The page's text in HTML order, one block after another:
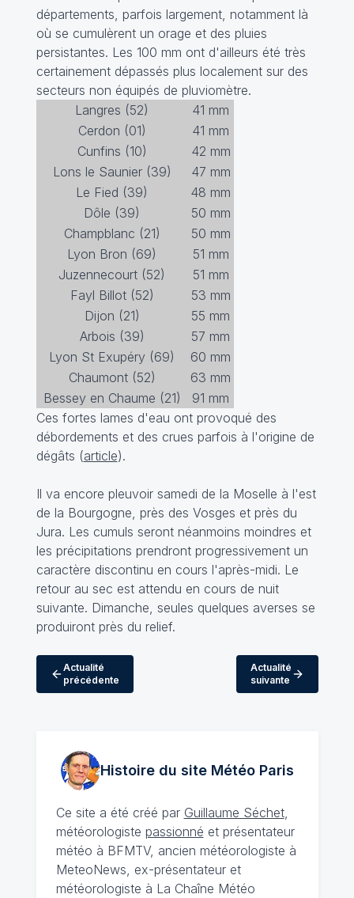
départements, parfois largement, notamment là
où se cumulèrent un orage et des pluies
persistantes. Les 100 mm ont d'ailleurs été très
certainement dépassés plus localement sur des
secteurs non équipés de pluviomètre.
Langres (52)
41 mm
Cerdon (01)
41 mm
Cunfins (10)
42 mm
Lons le Saunier (39)
47 mm
Le Fied (39)
48 mm
Dôle (39)
50 mm
Champblanc (21)
50 mm
Lyon Bron (69)
51 mm
Juzennecourt (52)
51 mm
Fayl Billot (52)
53 mm
Dijon (21)
55 mm
Arbois (39)
57 mm
Lyon St Exupéry (69)
60 mm
Chaumont (52)
63 mm
Bessey en Chaume (21)
91 mm
Ces fortes lames d'eau ont provoqué des
débordements et des crues parfois à l'origine de
dégâts (article).
Il va encore pleuvoir samedi de la Moselle à l'est
de la Bourgogne, près des Vosges et près du
Jura. Les cumuls seront néanmoins moindres et
les précipitations prendront progressivement un
caractère discontinu en cours l'après-midi. Le
retour au sec est attendu en cours de nuit
suivante. Dimanche, seules quelques averses se
produiront près du relief.
Actualité
précédente
Actualité
suivante
Histoire du site MétéoParis
Ce site a été créé par Guillaume Séchet,
météorologiste passionné et présentateur
météo à BFMTV, ancien météorologiste à
MeteoNews, ex-présentateur et
météorologiste à La Chaîne Météo